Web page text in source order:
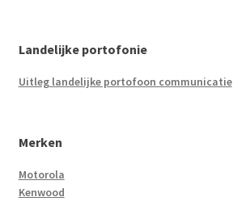
Landelijke portofonie
Uitleg landelijke portofoon communicatie
Merken
Motorola
Kenwood